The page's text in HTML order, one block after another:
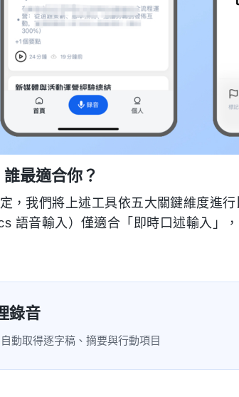
最適合你？
，我們將上述工具依五大關鍵維度進
語音輸入）僅適合「即時口述輸入」
錄音
動取得逐字稿、摘要與行動項目